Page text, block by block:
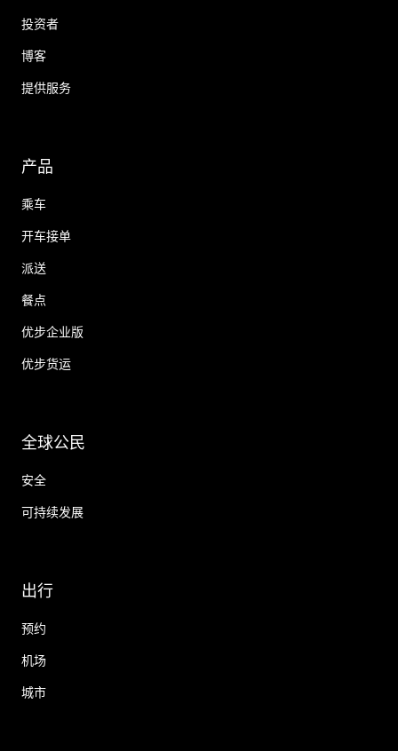
投资者
博客
提供服务
产品
乘车
开车接单
派送
餐点
优步企业版
优步货运
全球公民
安全
可持续发展
出行
预约
机场
城市